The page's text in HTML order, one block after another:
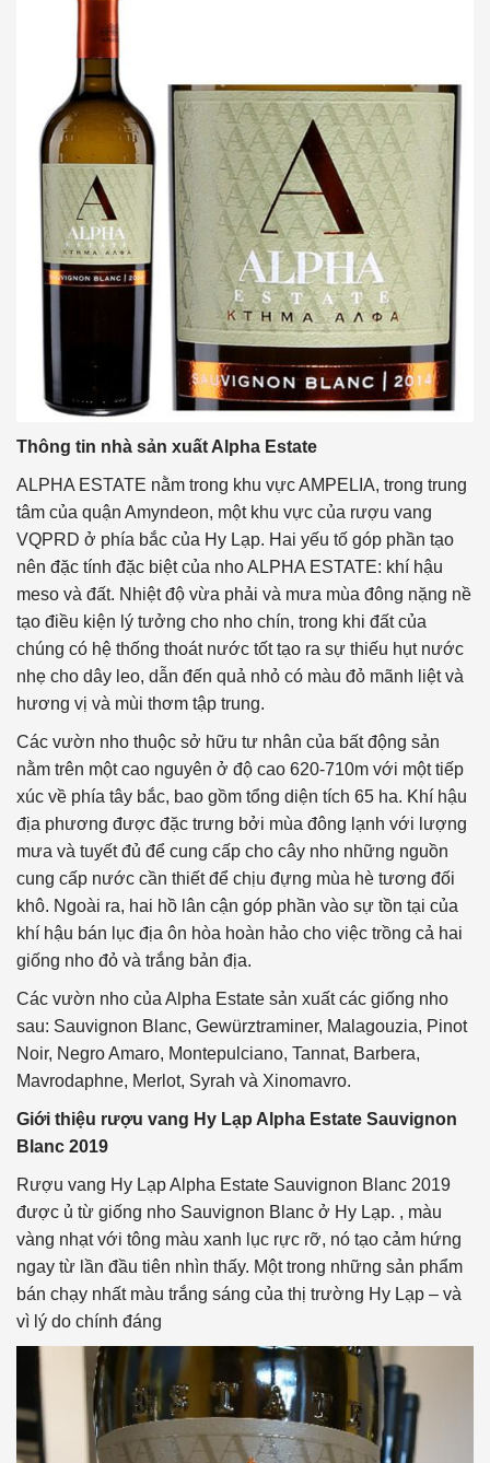
Thông tin nhà sản xuất Alpha Estate
ALPHA ESTATE nằm trong khu vực AMPELIA, trong trung
tâm của quận Amyndeon, một khu vực của rượu vang
VQPRD ở phía bắc của Hy Lạp. Hai yếu tố góp phần tạo
nên đặc tính đặc biệt của nho ALPHA ESTATE: khí hậu
meso và đất. Nhiệt độ vừa phải và mưa mùa đông nặng nề
tạo điều kiện lý tưởng cho nho chín, trong khi đất của
chúng có hệ thống thoát nước tốt tạo ra sự thiếu hụt nước
nhẹ cho dây leo, dẫn đến quả nhỏ có màu đỏ mãnh liệt và
hương vị và mùi thơm tập trung.
Các vườn nho thuộc sở hữu tư nhân của bất động sản
nằm trên một cao nguyên ở độ cao 620-710m với một tiếp
xúc về phía tây bắc, bao gồm tổng diện tích 65 ha. Khí hậu
địa phương được đặc trưng bởi mùa đông lạnh với lượng
mưa và tuyết đủ để cung cấp cho cây nho những nguồn
cung cấp nước cần thiết để chịu đựng mùa hè tương đối
khô. Ngoài ra, hai hồ lân cận góp phần vào sự tồn tại của
khí hậu bán lục địa ôn hòa hoàn hảo cho việc trồng cả hai
giống nho đỏ và trắng bản địa.
Các vườn nho của Alpha Estate sản xuất các giống nho
sau: Sauvignon Blanc, Gewürztraminer, Malagouzia, Pinot
Noir, Negro Amaro, Montepulciano, Tannat, Barbera,
Mavrodaphne, Merlot, Syrah và Xinomavro.
Giới thiệu rượu vang Hy Lạp Alpha Estate Sauvignon
Blanc 2019
Rượu vang Hy Lạp Alpha Estate Sauvignon Blanc 2019
được ủ từ giống nho Sauvignon Blanc ở Hy Lạp. , màu
vàng nhạt với tông màu xanh lục rực rỡ, nó tạo cảm hứng
ngay từ lần đầu tiên nhìn thấy. Một trong những sản phẩm
bán chạy nhất màu trắng sáng của thị trường Hy Lạp – và
vì lý do chính đáng